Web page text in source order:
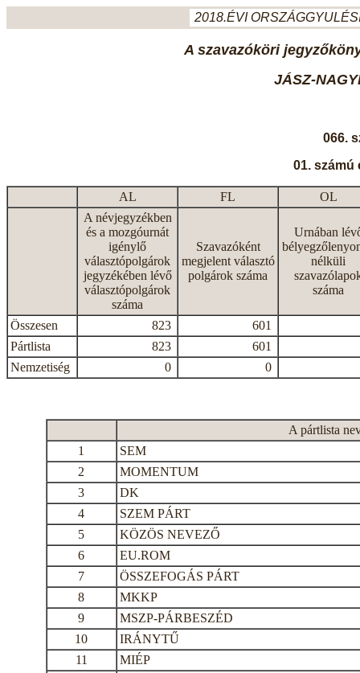
2018.ÉVI
A szavazóköri
JÁSZ-
066.
01. számú
AL FL
OL
A névjegyzékben
és a mozgóurnát
igénylő
választópolgárok
jegyzékében lévő
választópolgárok
száma
Szavazóként
megjelent választó
polgárok száma
Urnában
nélküli
száma
Összesen 823
601
Pártlista
823
601
Nemzetiség
0 0
A pártlista
1
SEM
2
MOMENTUM
3
DK
4
SZEM PÁRT
5
KÖZÖS NEVEZŐ
6
EU.ROM
7
ÖSSZEFOGÁS PÁRT
8
MKKP
9
MSZP-PÁRBESZÉD
10
IRÁNYTŰ
11
MIÉP